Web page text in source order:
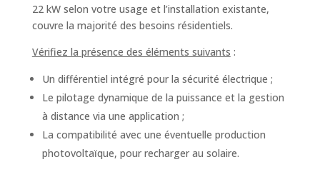
22 kW selon votre usage et l’installation existante,
couvre la majorité des besoins résidentiels.
Vérifiez la présence des éléments suivants :
Un différentiel intégré pour la sécurité électrique ;
Le pilotage dynamique de la puissance et la gestion
à distance via une application ;
La compatibilité avec une éventuelle production
photovoltaïque, pour recharger au solaire.